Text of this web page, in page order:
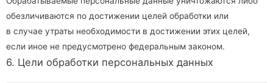
обезличиваются по достижении целей обработки или
в случае утраты необходимости в достижении этих целей,
если иное не предусмотрено федеральным законом.
6. Цели обработки персональных данных